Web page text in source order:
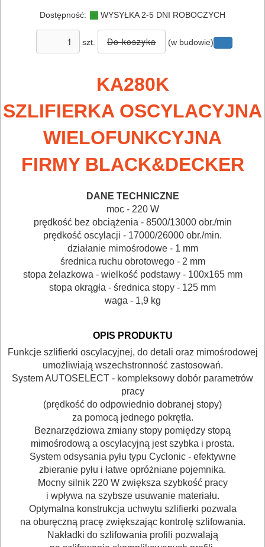
ELEKTRONARZĘDZIA
SIECIOWE
ELEKTRONARZĘDZIA
AKUMULATOROWE
OSPRZĘT
I
AKCESORIA
DO
ELEKTRONARZĘDZI
MAGAZYNOWANIE
TRANSPORTOWANIE
POMIAROWE
NARZĘDZIA
GLAZURNICZE
AKCESORIA
MASZYNKI
URZĄDZENIA
BUDOWLANE
MASZYNY
NARZĘDZIA
BRUKARSKIE
OBRÓBKA
Dostępność: WYSYŁKA 2-5 DNI ROBOCZYCH
szt. (w budowie)
KA280K
SZLIFIERKA OSCYLACYJNA
WIELOFUNKCYJNA
FIRMY BLACK&DECKER
DANE TECHNICZNE
moc - 220 W
prędkość bez obciążenia - 8500/13000 obr./min
prędkość oscylacji - 17000/26000 obr./min.
działanie mimośrodowe - 1 mm
średnica ruchu obrotowego - 2 mm
stopa żelazkowa - wielkość podstawy - 100x165 mm
stopa okrągła - średnica stopy - 125 mm
waga - 1,9 kg
OPIS PRODUKTU
Funkcje szlifierki oscylacyjnej, do detali oraz mimośrodowej
umożliwiają wszechstronność zastosowań.
System AUTOSELECT - kompleksowy dobór parametrów
pracy
(prędkość do odpowiednio dobranej stopy)
za pomocą jednego pokrętła.
Beznarzędziowa zmiany stopy pomiędzy stopą
mimośrodową a oscylacyjną jest szybka i prosta.
System odsysania pyłu typu Cyclonic - efektywne
zbieranie pyłu i łatwe opróżniane pojemnika.
Mocny silnik 220 W zwiększa szybkość pracy
i wpływa na szybsze usuwanie materiału.
Optymalna konstrukcja uchwytu szlifierki pozwala
na oburęczną pracę zwiększając kontrolę szlifowania.
Nakładki do szlifowania profili pozwalają